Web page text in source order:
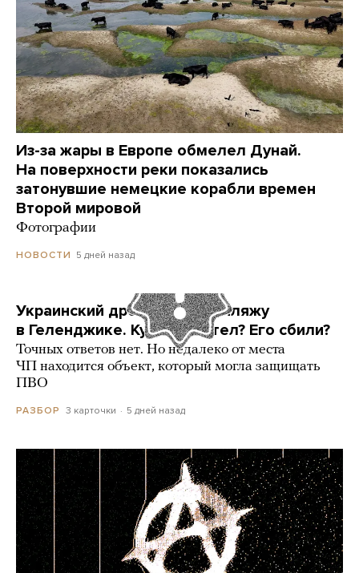
Из-за жары в Европе обмелел Дунай.
На поверхности реки показались
затонувшие немецкие корабли времен
Второй мировой
Фотографии
НОВОСТИ 5 дней назад
Украинский дрон попал по пляжу
в Геленджике. Куда он летел? Его сбили?
Точных ответов нет. Но недалеко от места
ЧП находится объект, который могла защищать
ПВО
РАЗБОР 3 карточки 5 дней назад